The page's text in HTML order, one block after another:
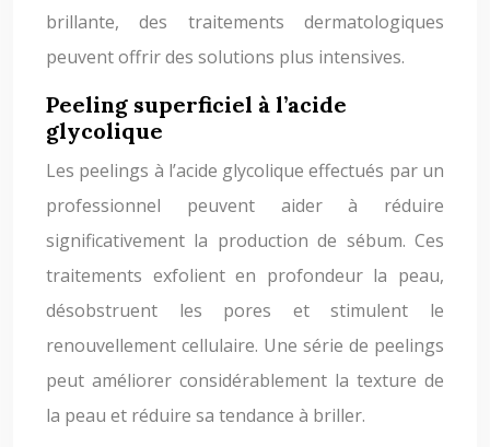
brillante, des traitements dermatologiques
peuvent offrir des solutions plus intensives.
Peeling superficiel à l’acide
glycolique
Les peelings à l’acide glycolique effectués par un
professionnel peuvent aider à réduire
significativement la production de sébum. Ces
traitements exfolient en profondeur la peau,
désobstruent les pores et stimulent le
renouvellement cellulaire. Une série de peelings
peut améliorer considérablement la texture de
la peau et réduire sa tendance à briller.